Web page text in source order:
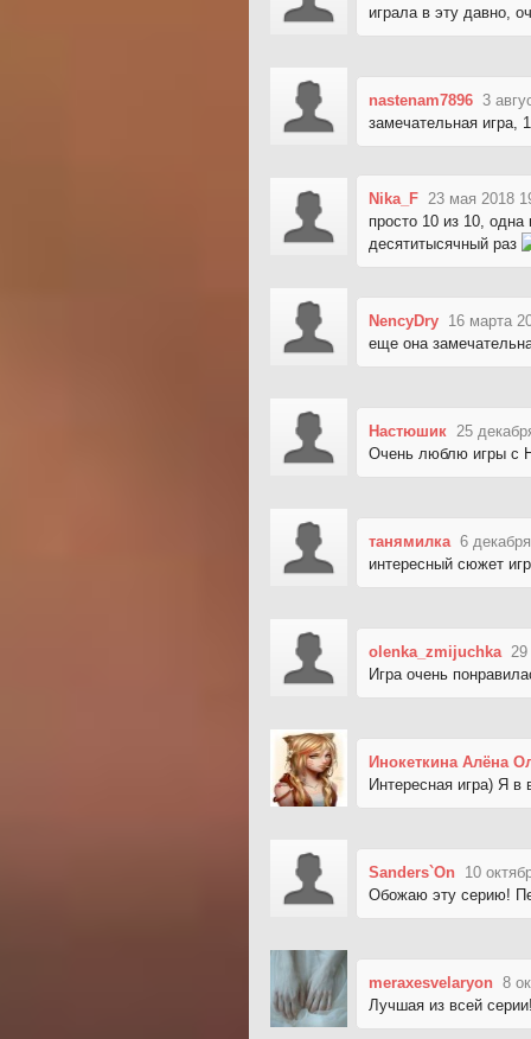
играла в эту давно,
nastenam7896 3
замечательная игра,
Nika_F 23 мая 2018
просто 10 из 10,
десятитысячный раз
NencyDry 16 марта
еще она
Настюшик 25
Очень люблю игры с
танямилка 6
интересный сюжет
olenka_zmijuchka
Игра очень
Инокеткина Алёна
Интересная игра) Я в
Sanders`On 10
Обожаю эту серию!
meraxesvelaryon 8
Лучшая из всей